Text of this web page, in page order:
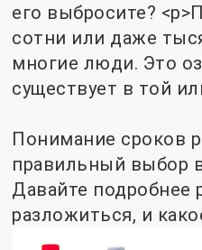
его выбросите? <р>
сотни или даже
многие люди. Это
существует в той
Понимание сроков
правильный выбор
Давайте подробнее
разложиться, и